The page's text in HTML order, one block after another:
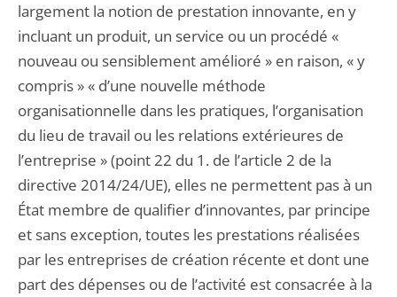
largement la notion de prestation innovante, en y
incluant un produit, un service ou un procédé «
nouveau ou sensiblement amélioré » en raison, « y
compris » « d’une nouvelle méthode
organisationnelle dans les pratiques, l’organisation
du lieu de travail ou les relations extérieures de
l’entreprise » (point 22 du 1. de l’article 2 de la
directive 2014/24/UE), elles ne permettent pas à un
État membre de qualifier d’innovantes, par principe
et sans exception, toutes les prestations réalisées
par les entreprises de création récente et dont une
part des dépenses ou de l’activité est consacrée à la